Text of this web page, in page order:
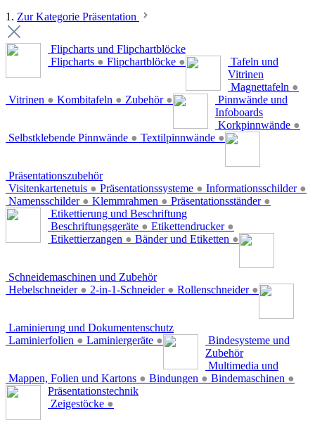
1. Zur Kategorie Präsentation
Flipcharts und Flipchartblöcke
Flipcharts ● Flipchartblöcke ●
Tafeln und
Vitrinen
Magnettafeln ●
Vitrinen ● Kombitafeln ● Zubehör ●
Pinnwände und
Infoboards
Korkpinnwände ●
Selbstklebende Pinnwände ● Textilpinnwände ●
Präsentationszubehör
Visitenkartenetuis ● Präsentationssysteme ● Informationsschilder ●
Namensschilder ● Klemmrahmen ● Präsentationsständer ●
Etikettierung und Beschriftung
Beschriftungsgeräte ● Etikettendrucker ●
Etikettierzangen ● Bänder und Etiketten ●
Schneidemaschinen und Zubehör
Hebelschneider ● 2-in-1-Schneider ● Rollenschneider ●
Laminierung und Dokumentenschutz
Laminierfolien ● Laminiergeräte ●
Bindesysteme und
Zubehör
Mappen, Folien und Kartons ● Bindungen ● Bindemaschinen ●
Multimedia und
Präsentationstechnik
Zeigestöcke ●